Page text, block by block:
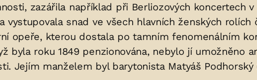
zazářila například při Berliozových koncertech v
vystupovala snad ve všech hlavních ženských
opeře, kterou dostala po tamním fenomenálním
byla roku 1849 penzionována, nebylo jí umožněno
Jejím manželem byl barytonista Matyáš Podhorský